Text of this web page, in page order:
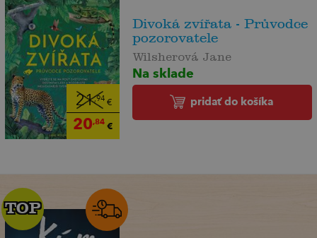
21,94€
20,84€
Divoká zvířata - Průvodce
pozorovatele
Wilsherová Jane
Na sklade
pridať do košíka
TOP
TOP